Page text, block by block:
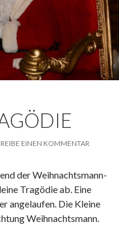
EINEN KOMMENTAR
der Weihnachtsmann-
Tragödie ab. Eine
angelaufen. Die Kleine
Weihnachtsmann.